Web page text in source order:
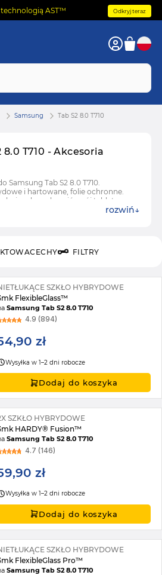
technologią AST™ Odkryj teraz
8.0 T710 - Akcesoria
Samsung Tab S2 8.0 T710.
i hartowane, folie ochronne.
by uchronić swój tablet
rozwiń
Samsung Tab S2 8.0 T710
CECHY FILTRY
SZKŁO HYBRYDOWE
FlexibleGlass™
Samsung Tab S2 8.0 T710
4.9 (894)
zł
Wysyłka w 1–2 dni robocze
Dodaj do koszyka
SZKŁO HYBRYDOWE
HARDY® Fusion™
Samsung Tab S2 8.0 T710
4.7 (146)
zł
Wysyłka w 1–2 dni robocze
Dodaj do koszyka
SZKŁO HYBRYDOWE
FlexibleGlass Pro™
Samsung Tab S2 8.0 T710